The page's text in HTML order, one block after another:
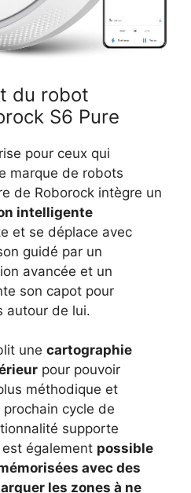
du robot
S6 Pure
pour ceux qui
marque de robots
de Roborock intègre un
intelligente
et se déplace avec
guidé par un
avancée et un
son capot pour
autour de lui.
une cartographie
pour pouvoir
méthodique et
cycle de
supporte
également possible
avec des
les zones à ne